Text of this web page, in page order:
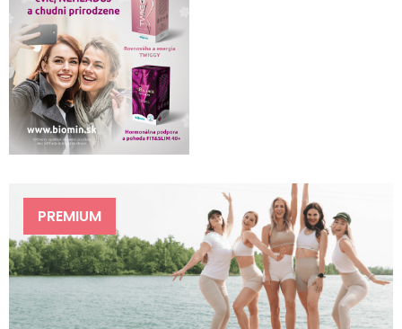
PREMIUM